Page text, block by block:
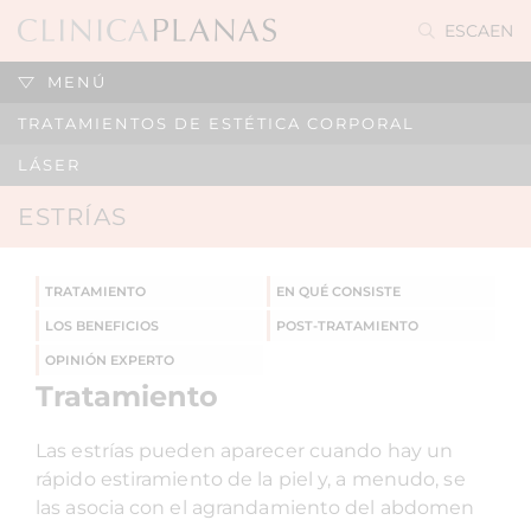
ESCAEN
MENÚ
TRATAMIENTOS DE ESTÉTICA CORPORAL
LÁSER
ESTRÍAS
TRATAMIENTO EN QUÉ CONSISTE
LOS BENEFICIOS POST-TRATAMIENTO
OPINIÓN EXPERTO
Tratamiento
Las estrías pueden aparecer cuando hay un
rápido estiramiento de la piel y, a menudo, se
las asocia con el agrandamiento del abdomen